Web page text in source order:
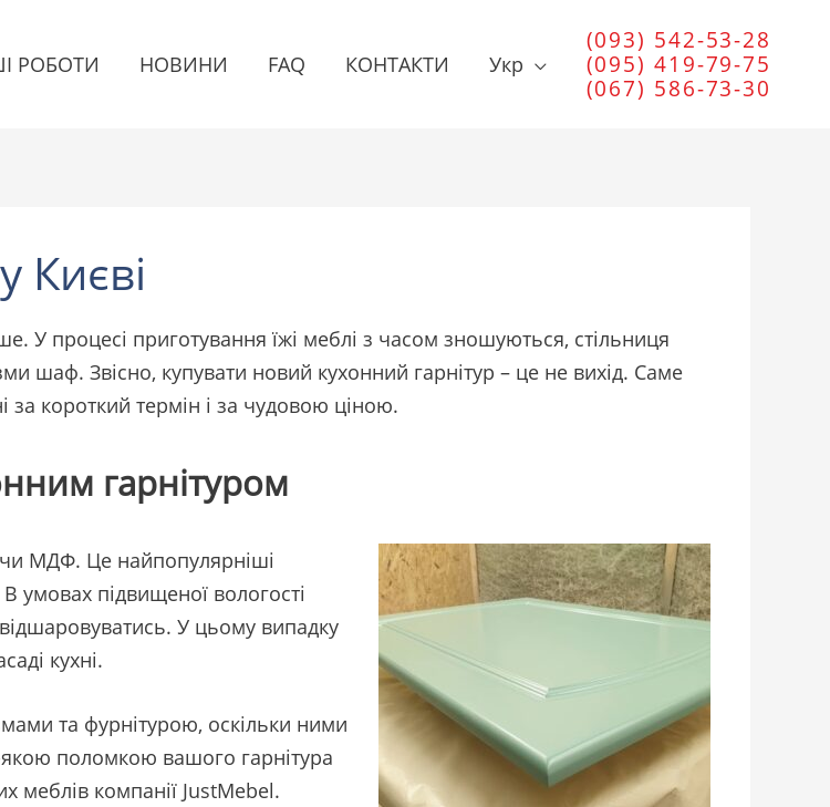
РОБОТИ НОВИНИ FAQ КОНТАКТИ Укр
(093) 542-53-28
(095) 419-79-75
(067) 586-73-30
Києві
У процесі приготування їжі меблі з часом зношуються, стільниця
шаф. Звісно, купувати новий кухонний гарнітур – це не вихід. Саме
короткий термін і за чудовою ціною.
гарнітуром
МДФ. Це найпопулярніші
умовах підвищеної вологості
У цьому випадку
кухні.
та фурнітурою, оскільки ними
поломкою вашого гарнітура
меблів компанії JustMebel.